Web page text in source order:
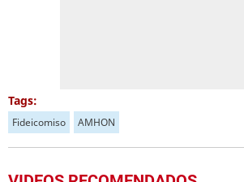
Tags:
Fideicomiso AMHON